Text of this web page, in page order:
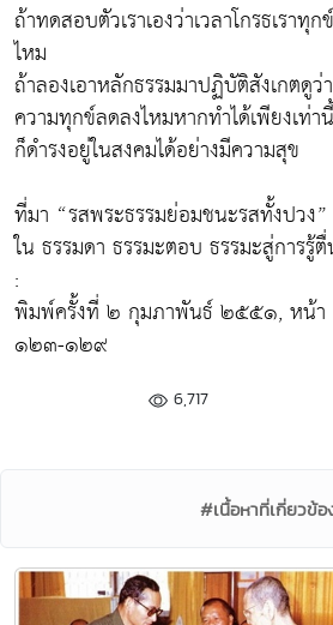
ถ้าทดสอบตัวเราเองว่าเวลาโกรธเราทุกข์
ไหม
ถ้าลองเอาหลักธรรมมาปฏิบัติสังเกตดูว่า
ความทุกข์ลดลงไหมหากทำได้เพียงเท่านี้
ก็ดำรงอยู่ในสงคมได้อย่างมีความสุข
ที่มา “รสพระธรรมย่อมชนะรสทั้งปวง”
ใน ธรรมดา ธรรมะตอบ ธรรมะสู่การรู้
:
พิมพ์ครั้งที่ ๒ กุมภาพันธ์ ๒๕๕๑, หน้า
๑๒๓-๑๒๙
6,717
#เนื้อหาที่เกี่ยวข้อ